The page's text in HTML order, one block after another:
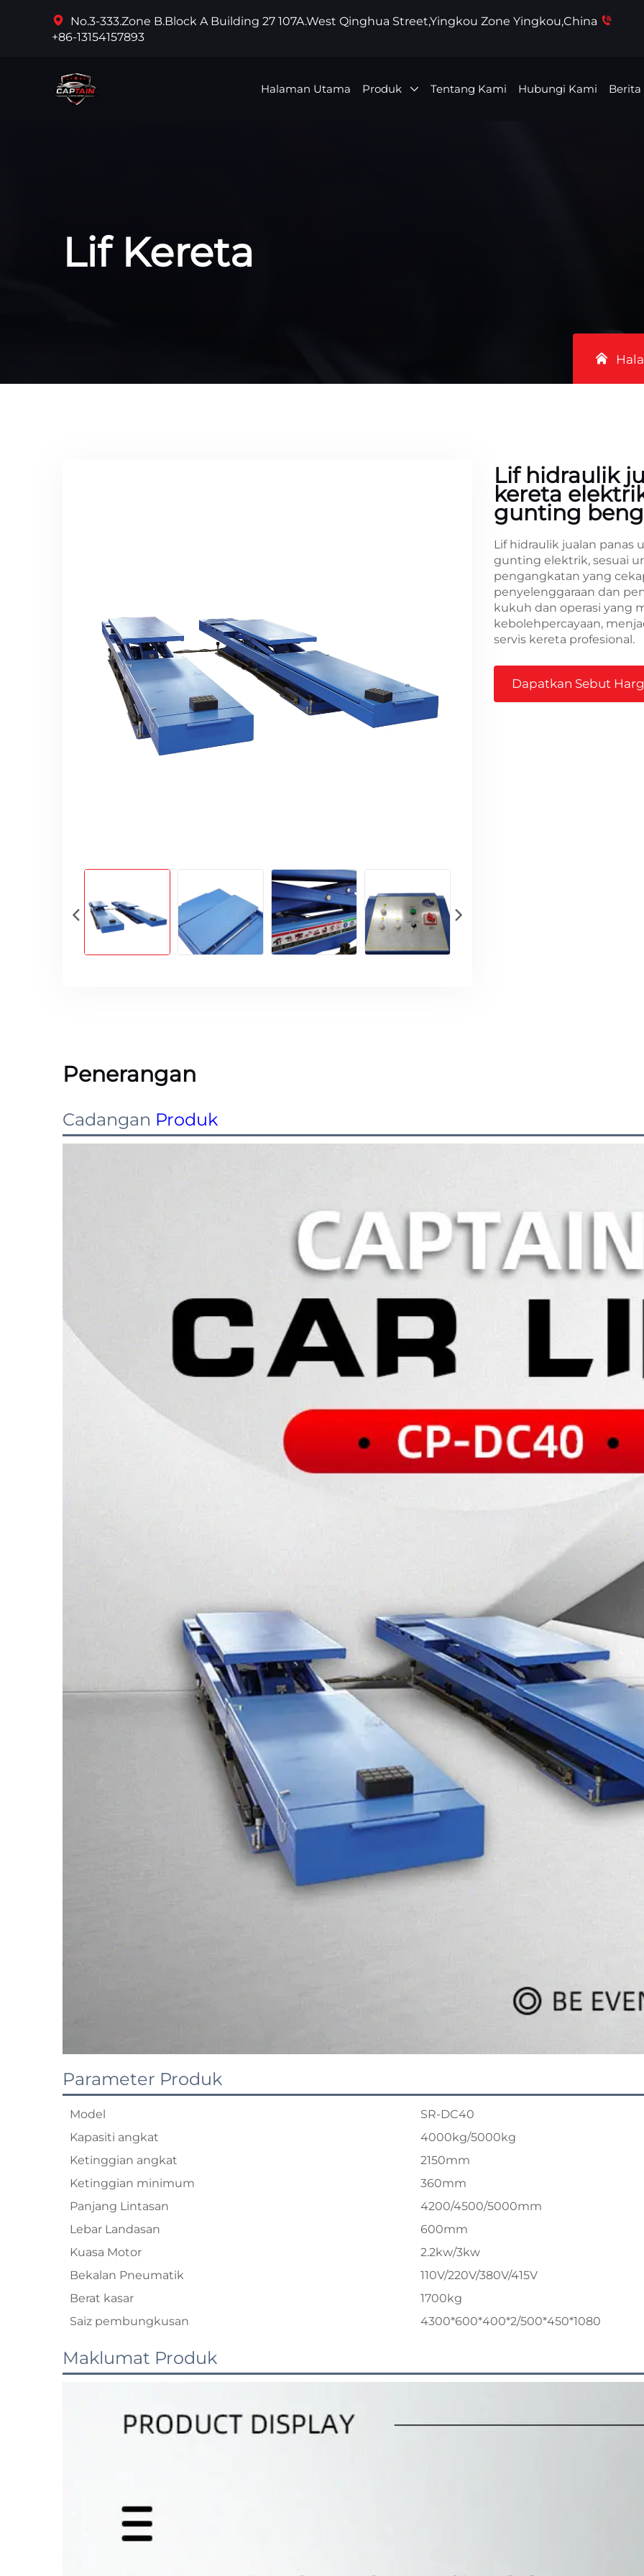
No.3-333.Zone B.Block A Building 27 107A.West Qinghua Street,Yingkou Zone Yingkou,China
+86-13154157893
Halaman Utama Produk Tentang Kami Hubungi Kami Berita
Lif Kereta
Lif hidraulik
kereta
gunting
Lif hidraulik jualan
gunting elektrik, sesuai
pengangkatan yang
penyelenggaraan dan
kukuh dan operasi yang
kebolehpercayaan,
servis kereta profesional.
Dapatkan Sebut
Penerangan
Cadangan Produk
Parameter Produk
Model
SR-DC40
Kapasiti angkat
4000kg/5000kg
Ketinggian angkat
2150mm
Ketinggian minimum
360mm
Panjang Lintasan
4200/4500/5000mm
Lebar Landasan
600mm
Kuasa Motor
2.2kw/3kw
Bekalan Pneumatik
110V/220V/380V/415V
Berat kasar
1700kg
Saiz pembungkusan
4300*600*400*2/500*450*1080
Maklumat Produk